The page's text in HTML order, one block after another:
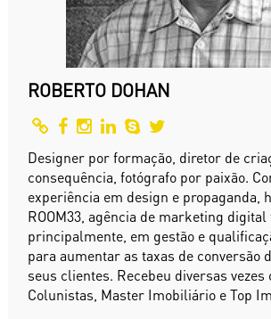
ROBERTO DOHAN
Designer por formação, diretor de
consequência, fotógrafo por paixão.
experiência em design e propaganda,
ROOM33, agência de marketing digital
principalmente, em gestão e
para aumentar as taxas de conversão
seus clientes. Recebeu diversas vezes
Colunistas, Master Imobiliário e Top